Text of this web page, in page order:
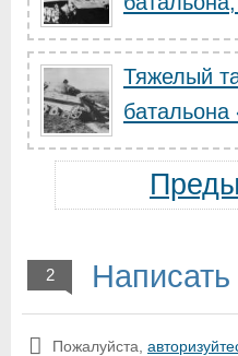
Тяжелый
2
Пожалуйста,